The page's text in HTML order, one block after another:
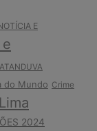
E
do Mundo Crime
2024